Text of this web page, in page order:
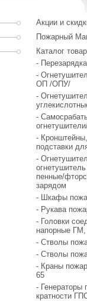
Акции и
Пожарный
Каталог
-
-
ОП /ОПУ/
-
-
-
подставки
-
пенные/
зарядом
- Шкафы
- Рукава
- Головки
напорные
- Стволы
- Стволы
- Краны
65
- Генераторы
кратности